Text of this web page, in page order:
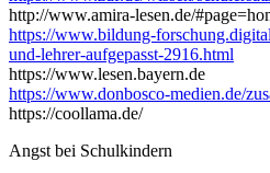
http://www.amira-lesen.de/
https://www.bildung-
und-lehrer-aufgepasst-2916.html
https://www.lesen.bayern.de
https://www.donbosco-medien.de/
https://coollama.de/
Angst bei Schulkindern